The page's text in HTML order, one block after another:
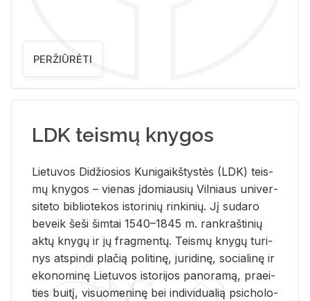
PERŽIŪRĖTI
LDK teismų knygos
Lie­tu­vos Di­džio­sios Ku­ni­gaikš­tys­tės (LDK) teis­
mų kny­gos – vie­nas įdo­miau­sių Vil­niaus uni­ver­
si­te­to bi­b­lio­te­kos is­to­ri­nių rin­ki­nių. Jį su­da­ro
be­veik šeši šim­tai 1540–1845 m. rank­raš­ti­nių
aktų kny­gų ir jų frag­men­tų. Teis­mų kny­gų tu­ri­
nys at­spin­di pla­čią po­li­ti­nę, ju­ri­di­nę, so­cia­li­nę ir
eko­no­mi­nę Lie­tu­vos is­to­ri­jos pa­no­ra­mą, pra­ei­
ties bui­tį, vi­suo­me­ni­nę bei in­di­vi­dua­lią psi­cho­lo­